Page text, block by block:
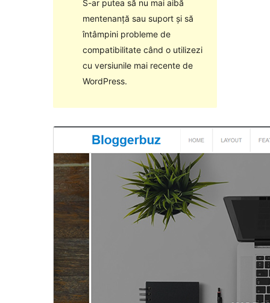
S-ar putea să nu mai aibă
mentenanță sau suport și să
întâmpini probleme de
compatibilitate când o utilizezi
cu versiunile mai recente de
WordPress.